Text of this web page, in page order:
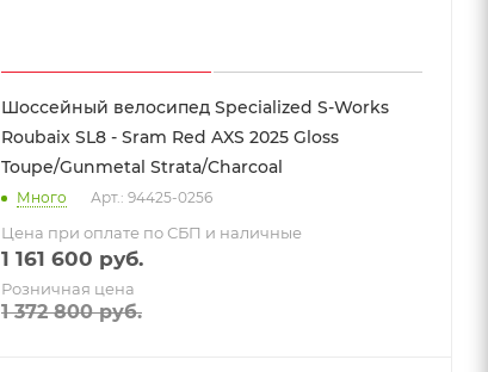
Шоссейный велосипед Specialized S-Works
Roubaix SL8 - Sram Red AXS 2025 Gloss
Toupe/Gunmetal Strata/Charcoal
Много Арт.: 94425-0256
Цена при оплате по СБП и наличные
1 161 600 руб.
Розничная цена
1 372 800руб.